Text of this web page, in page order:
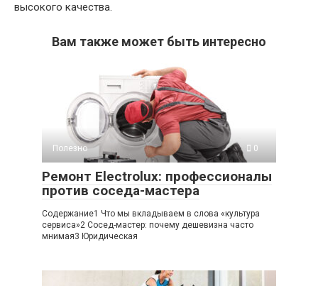
высокого качества.
Вам также может быть интересно
Полезно 0
Ремонт Electrolux: профессионалы
против соседа-мастера
Содержание1 Что мы вкладываем в слова «культура
сервиса»2 Сосед-мастер: почему дешевизна часто
мнимая3 Юридическая